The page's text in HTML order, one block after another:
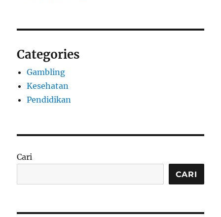
Categories
Gambling
Kesehatan
Pendidikan
Cari
CARI